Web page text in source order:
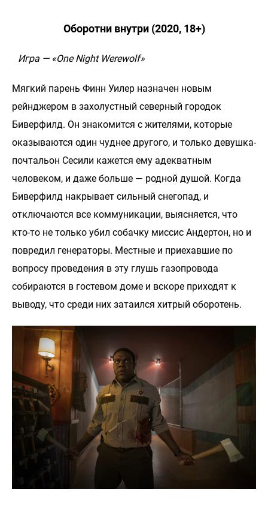
Оборотни внутри (2020, 18+)
Игра — «One Night Werewolf»
Мягкий парень Финн Уилер назначен новым
рейнджером в захолустный северный городок
Биверфилд. Он знакомится с жителями, которые
оказываются один чуднее другого, и только девушка-
почтальон Сесили кажется ему адекватным
человеком, и даже больше — родной душой. Когда
Биверфилд накрывает сильный снегопад, и
отключаются все коммуникации, выясняется, что
кто-то не только убил собачку миссис Андертон, но и
повредил генераторы. Местные и приехавшие по
вопросу проведения в эту глушь газопровода
собираются в гостевом доме и вскоре приходят к
выводу, что среди них затаился хитрый оборотень.